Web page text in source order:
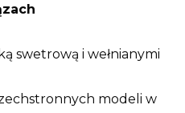
swetrową i wełnianymi
modeli w